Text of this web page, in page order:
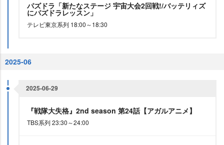
パズドラ「新たなステージ 宇宙大会2回戦!/バッテリィズ
にパズドラレッスン」
テレビ東京系列 18:00～18:30
2025-06
2025-06-29
『戦隊大失格』2nd season 第24話【アガルアニメ】
TBS系列 23:30～24:00